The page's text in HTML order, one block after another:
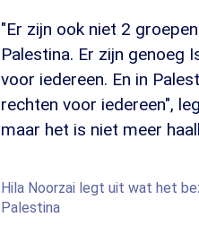
"Er zijn ook niet 2
Palestina. Er zijn genoeg
voor iedereen. En in
rechten voor iedereen",
maar het is niet meer
Hila Noorzai legt uit wat het
Palestina